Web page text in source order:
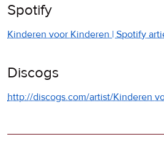
Spotify
Kinderen voor Kinderen | Spotify
Discogs
http://discogs.com/artist/Kinderen